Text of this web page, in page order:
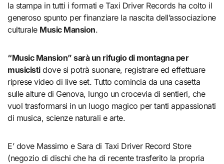
la stampa in tutti i formati e Taxi Driver Records ha colto il
generoso spunto per finanziare la nascita dell’associazione
culturale Music Mansion.
“Music Mansion” sarà un rifugio di montagna per
musicistidove si potrà suonare, registrare ed effettuare
riprese video di live set. Tutto comincia da una casetta
sulle alture di Genova, lungo un crocevia di sentieri, che
vuol trasformarsi in un luogo magico per tanti appassionati
di musica, scienze naturali e arte.
E’ dove Massimo e Sara di Taxi Driver Record Store
(negozio di dischi che ha di recente trasferito la propria